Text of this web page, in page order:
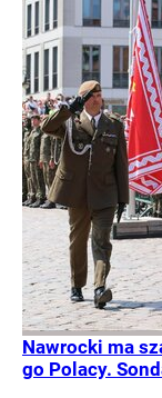
Nawrocki ma
go Polacy.